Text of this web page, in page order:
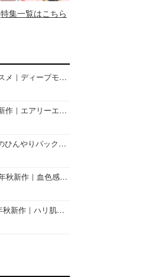
特集一覧はこちら
ニベア26年秋新作コスメ｜ディープモイスチャーリップの美容液タイプや2in1ボディクリームスクラブも
キャンメイク26年秋新作｜エアリーエクステンションライナー＆カールスナイパーマスカラ新色をレビュー
日焼け後におすすめのひんやりパック14選｜暑い夏にぴったりな冷凍／鎮静／うるおいチャージマスクを紹介
デイジードール2026年秋新作｜血色感が可愛い♡『パウダー ブラッシュ ブルーム』新3色をレビュー
POLA（ポーラ）26年秋新作｜ハリ肌を叶える『B.A デイ プランプ ファンデーション』を口コミ